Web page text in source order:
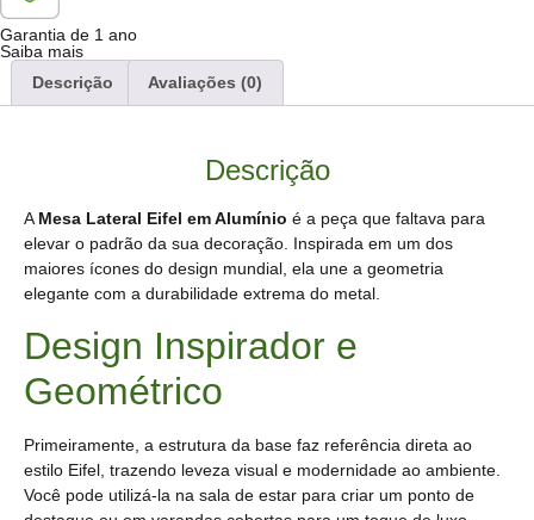
Garantia de 1 ano
Saiba mais
Descrição
Avaliações (0)
Descrição
A Mesa Lateral Eifel em Alumínio é a peça que faltava para
elevar o padrão da sua decoração. Inspirada em um dos
maiores ícones do design mundial, ela une a geometria
elegante com a durabilidade extrema do metal.
Design Inspirador e
Geométrico
Primeiramente, a estrutura da base faz referência direta ao
estilo Eifel, trazendo leveza visual e modernidade ao ambiente.
Você pode utilizá-la na sala de estar para criar um ponto de